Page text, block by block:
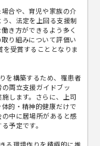
合や、育児や家族の介
、法定を上回る支援制
き方ができるよう多く
り組みについて評価い
受賞することとなりま
を構築するため、罹患者
両立支援ガイドブッ
します。さらに、上司
的・精神的健康だけで
中に居場所があると感
予定です。